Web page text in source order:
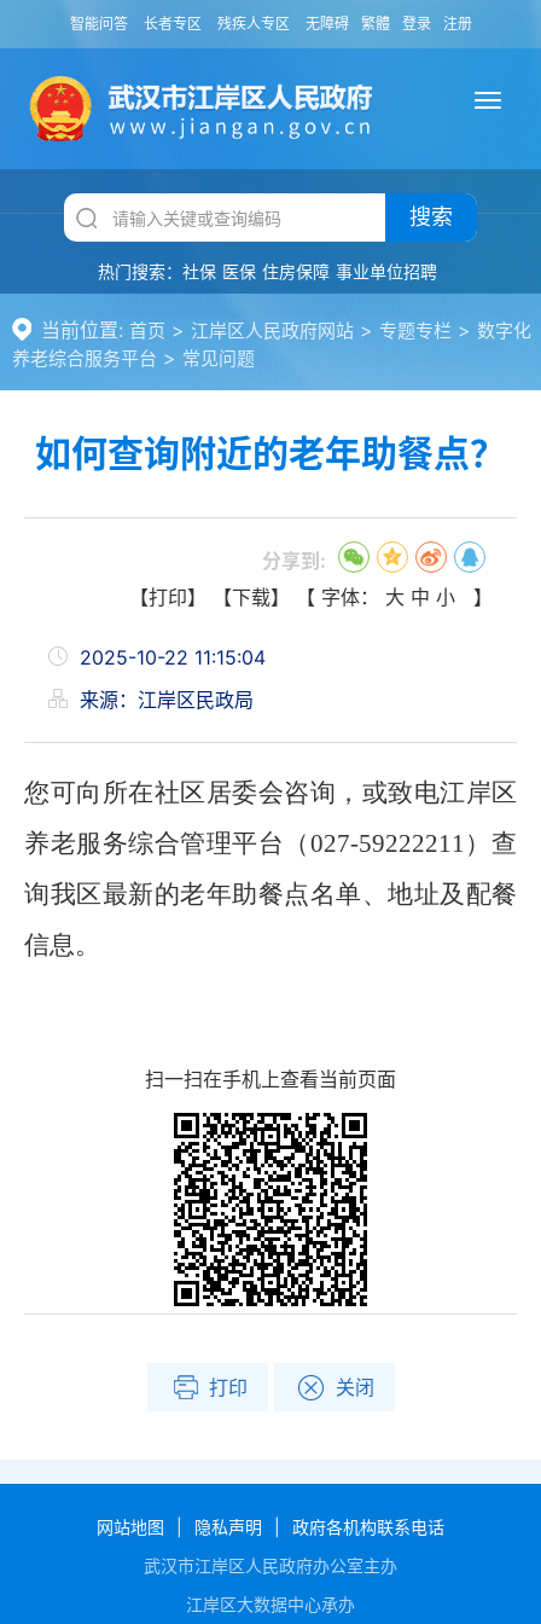
智能问答 长者专区 残疾人专区 无障碍 繁體 登录 注册
搜索
热门搜索： 社保 医保 住房保障 事业单位招聘
当前位置: 首页 > 江岸区人民政府网站 > 专题专栏 > 数字化
养老综合服务平台 > 常见问题
如何查询附近的老年助餐点？
分享到:
【打印】
【下载】 【 字体： 大 中 小 】
2025-10-22 11:15:04
来源：江岸区民政局
您可向所在社区居委会咨询，或致电江岸区
养老服务综合管理平台（027-59222211）查
询我区最新的老年助餐点名单、地址及配餐
信息。
扫一扫在手机上查看当前页面
打印 关闭
网站地图 隐私声明
政府各机构联系电话
武汉市江岸区人民政府办公室主办
江岸区大数据中心承办